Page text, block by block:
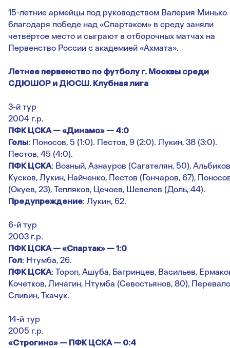
15-летние армейцы под руководством Валерия Минько
благодаря победе над «Спартаком» в среду заняли
четвёртое место и сыграют в отборочных матчах на
Первенство России с академией «Ахмата».
Летнее первенство по футболу г. Москвы среди
СДЮШОР и ДЮСШ. Клубная лига
3-й тур
2004 г.р.
ПФК ЦСКА — «Динамо» — 4:0
Голы: Поносов, 5 (1:0). Пестов, 9 (2:0). Лукин, 38 (3:0).
Пестов, 45 (4:0).
ПФК ЦСКА: Возный, Азнауров (Сагателян, 50),
Кусков, Лукин, Найченко, Пестов (Гончаров, 67),
(Окуев, 23), Тепляков, Цечоев, Шевелев (Доль, 44).
Предупреждение: Лукин, 62.
6-й тур
2003 г.р.
ПФК ЦСКА — «Спартак» — 1:0
Гол: Нтумба, 26.
ПФК ЦСКА: Тороп, Ашуба, Багринцев, Васильев,
Кочетков, Личагин, Нтумба (Севостьянов, 80),
Сливин, Ткачук.
14-й тур
2005 г.р.
«Строгино» — ПФК ЦСКА — 0:4